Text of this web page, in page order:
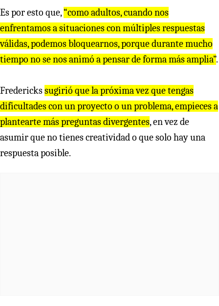
Es por esto que, “como adultos, cuando nos
enfrentamos a situaciones con múltiples respuestas
válidas, podemos bloquearnos, porque durante mucho
tiempo no se nos animó a pensar de forma más amplia”.
Frederickssugirió que la próxima vez que tengas
dificultades con un proyecto o un problema, empieces a
plantearte más preguntas divergentes, en vez de
asumir que no tienes creatividad o que solo hay una
respuesta posible.